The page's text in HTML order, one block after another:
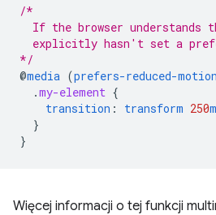
/*
If the browser understands
explicitly hasn't set a
*/
@media (prefers-reduced-motion
.my-element {
transition : transform 250
}
}
Więcej informacji o tej funkcji